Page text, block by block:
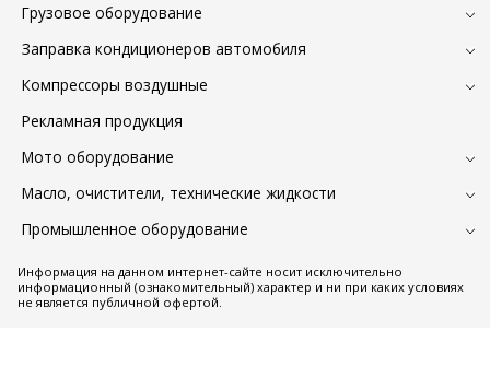
Грузовое оборудование
Заправка кондиционеров автомобиля
Компрессоры воздушные
Рекламная продукция
Мото оборудование
Масло, очистители, технические жидкости
Промышленное оборудование
Информация на данном интернет-сайте носит исключительно
информационный (ознакомительный) характер и ни при каких условиях
не является публичной офертой.